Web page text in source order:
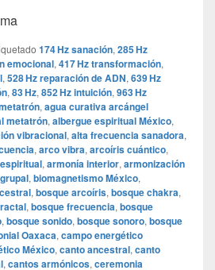
174 Hz sanación, 285 Hz
emocional, 417 Hz transformación,
, 528 Hz reparación de ADN, 639 Hz
, 83 Hz, 852 Hz intuición, 963 Hz
, agua curativa arcángel
metatrón, albergue espiritual México,
vibracional, alta frecuencia sanadora,
, arco vibra, arcoíris cuántico,
, armonía interior, armonización
, biomagnetismo México,
, bosque arcoíris, bosque chakra,
, bosque frecuencia, bosque
, bosque sonido, bosque sonoro, bosque
Oaxaca, campo energético
México, canto ancestral, canto
, cantos armónicos, ceremonia